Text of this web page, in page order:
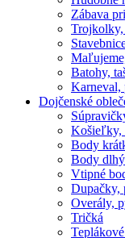
Zábava
Trojkolky,
Batohy,
Karneval,
Dojčenské
Košieľky,
Body
Body
Vtipné
Dupačky,
Overály,
Tričká